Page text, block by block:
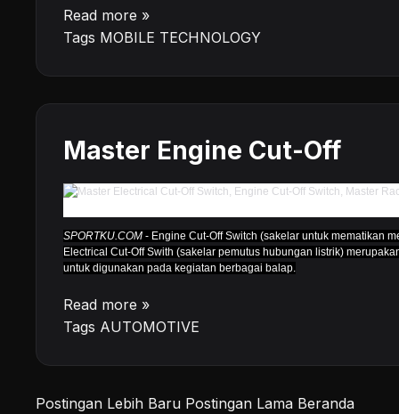
Read more »
Tags MOBILE TECHNOLOGY
Master Engine Cut-Off
SPORTKU.COM - Engine Cut-Off Switch (sakelar untuk mematikan
Electrical Cut-Off Swith (sakelar pemutus hubungan listrik)
untuk digunakan pada kegiatan berbagai balap.
Read more »
Tags AUTOMOTIVE
Postingan Lebih Baru Postingan Lama Beranda